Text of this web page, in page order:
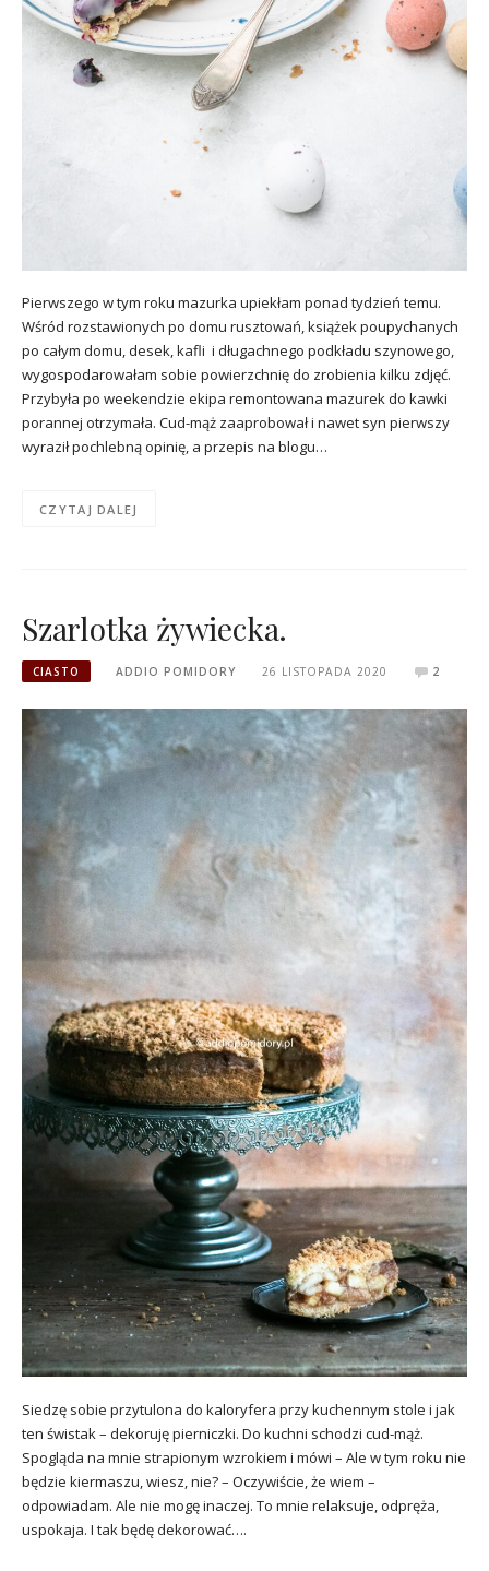
Pierwszego w tym roku mazurka upiekłam ponad tydzień temu.
Wśród rozstawionych po domu rusztowań, książek poupychanych
po całym domu, desek, kafli i długachnego podkładu szynowego,
wygospodarowałam sobie powierzchnię do zrobienia kilku zdjęć.
Przybyła po weekendzie ekipa remontowana mazurek do kawki
porannej otrzymała. Cud-mąż zaaprobował i nawet syn pierwszy
wyraził pochlebną opinię, a przepis na blogu…
CZYTAJ DALEJ
Szarlotka żywiecka.
CIASTO ADDIO POMIDORY 26 LISTOPADA 2020 2
Siedzę sobie przytulona do kaloryfera przy kuchennym stole i jak
ten świstak – dekoruję pierniczki. Do kuchni schodzi cud-mąż.
Spogląda na mnie strapionym wzrokiem i mówi – Ale w tym roku nie
będzie kiermaszu, wiesz, nie? – Oczywiście, że wiem –
odpowiadam. Ale nie mogę inaczej. To mnie relaksuje, odpręża,
uspokaja. I tak będę dekorować….